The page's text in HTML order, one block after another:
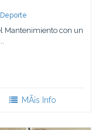
Mantenimiento con un
MÃ¡s Info